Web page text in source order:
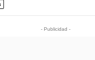
- Publicidad -